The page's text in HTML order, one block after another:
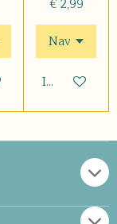
€ 2,99
In